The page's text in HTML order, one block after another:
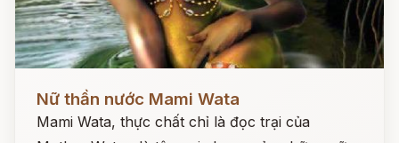
Nữ thần nước Mami Wata
Mami Wata, thực chất chỉ là đọc trại của